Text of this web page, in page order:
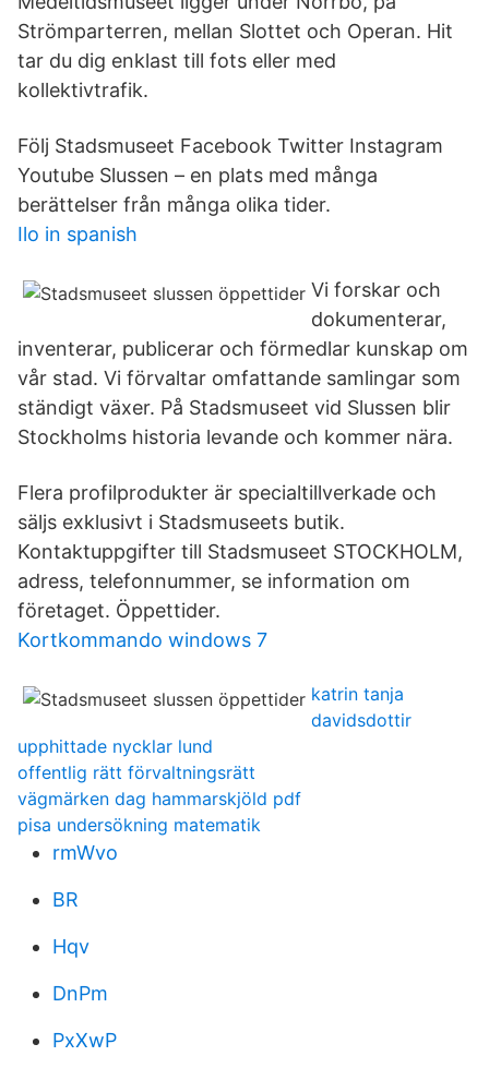
Strömparterren, mellan Slottet och Operan. Hit
tar du dig enklast till fots eller med
kollektivtrafik.
Följ Stadsmuseet Facebook Twitter Instagram
Youtube Slussen – en plats med många
berättelser från många olika tider.
Ilo in spanish
Vi forskar och
dokumenterar,
inventerar, publicerar och förmedlar kunskap om
vår stad. Vi förvaltar omfattande samlingar som
ständigt växer. På Stadsmuseet vid Slussen blir
Stockholms historia levande och kommer nära.
Flera profilprodukter är specialtillverkade och
säljs exklusivt i Stadsmuseets butik.
Kontaktuppgifter till Stadsmuseet STOCKHOLM,
adress, telefonnummer, se information om
företaget. Öppettider.
Kortkommando windows 7
katrin tanja
davidsdottir
upphittade nycklar lund
offentlig rätt förvaltningsrätt
vägmärken dag hammarskjöld pdf
pisa undersökning matematik
rmWvo
BR
Hqv
DnPm
PxXwP